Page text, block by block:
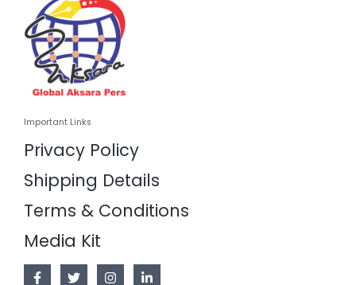
Important Links
Privacy Policy
Shipping Details
Terms & Conditions
Media Kit